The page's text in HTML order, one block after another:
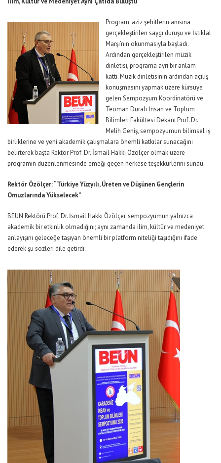
Program, aziz şehitlerin anısına
gerçekleştirilen saygı duruşu ve İstiklal
Marşı’nın okunmasıyla başladı.
Ardından gerçekleştirilen müzik
dinletisi, programa ayrı bir anlam
kattı. Müzik dinletisinin ardından açılış
konuşmasını yapmak üzere kürsüye
gelen Sempozyum Koordinatörü ve
Teoman Duralı İnsan ve Toplum
Bilimleri Fakültesi Dekanı Prof. Dr.
Melih Geniş, sempozyumun bilimsel iş
birliklerine ve yeni akademik çalışmalara önemli katkılar sunacağını
belirterek başta Rektör Prof. Dr. İsmail Hakkı Özölçer olmak üzere
programın düzenlenmesinde emeği geçen herkese teşekkürlerini sundu.
Rektör Özölçer: “Türkiye Yüzyılı, Üreten ve Düşünen Gençlerin
Omuzlarında Yükselecek”
BEUN Rektörü Prof. Dr. İsmail Hakkı Özölçer, sempozyumun yalnızca
akademik bir etkinlik olmadığını; aynı zamanda ilim, kültür ve medeniyet
anlayışını geleceğe taşıyan önemli bir platform niteliği taşıdığını ifade
ederek şu sözleri dile getirdi: